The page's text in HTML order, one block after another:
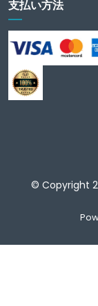
支払い方法
© Copyright